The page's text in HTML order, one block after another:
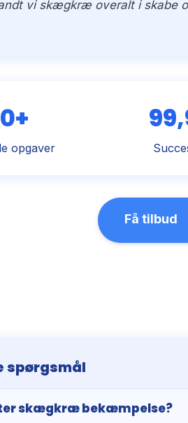
vi skægkræ overalt i skabe
opgaver
Få tilbud
spørgsmål
skægkræ bekæmpelse?